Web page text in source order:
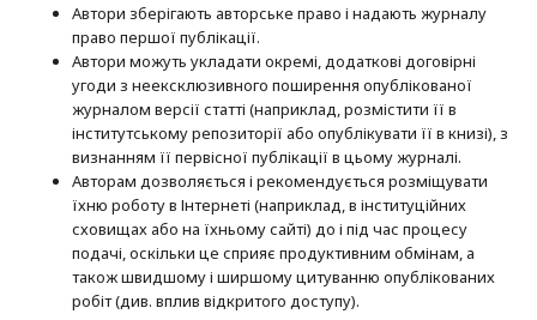
Автори зберігають авторське право і надають журналу
право першої публі­кації.
Автори можуть укладати окремі, додат­кові договірні
угоди з неексклюзив­ного поширення опублікованої
журналом версії статті (наприклад, розмістити її в
інститутському репозиторії або опубліку­вати її в книзі), з
визнанням її первісної публікації в цьому журналі.
Авторам дозволяється і рекомендується розміщувати
їхню роботу в Інтернеті (наприклад, в інституційних
сховищах або на їхньому сайті) до і під час процесу
подачі, оскільки це сприяє продуктивним обмінам, а
також швидшому і ширшому цитуванню опубліко­ва­них
робіт (див. вплив відкритого доступу).